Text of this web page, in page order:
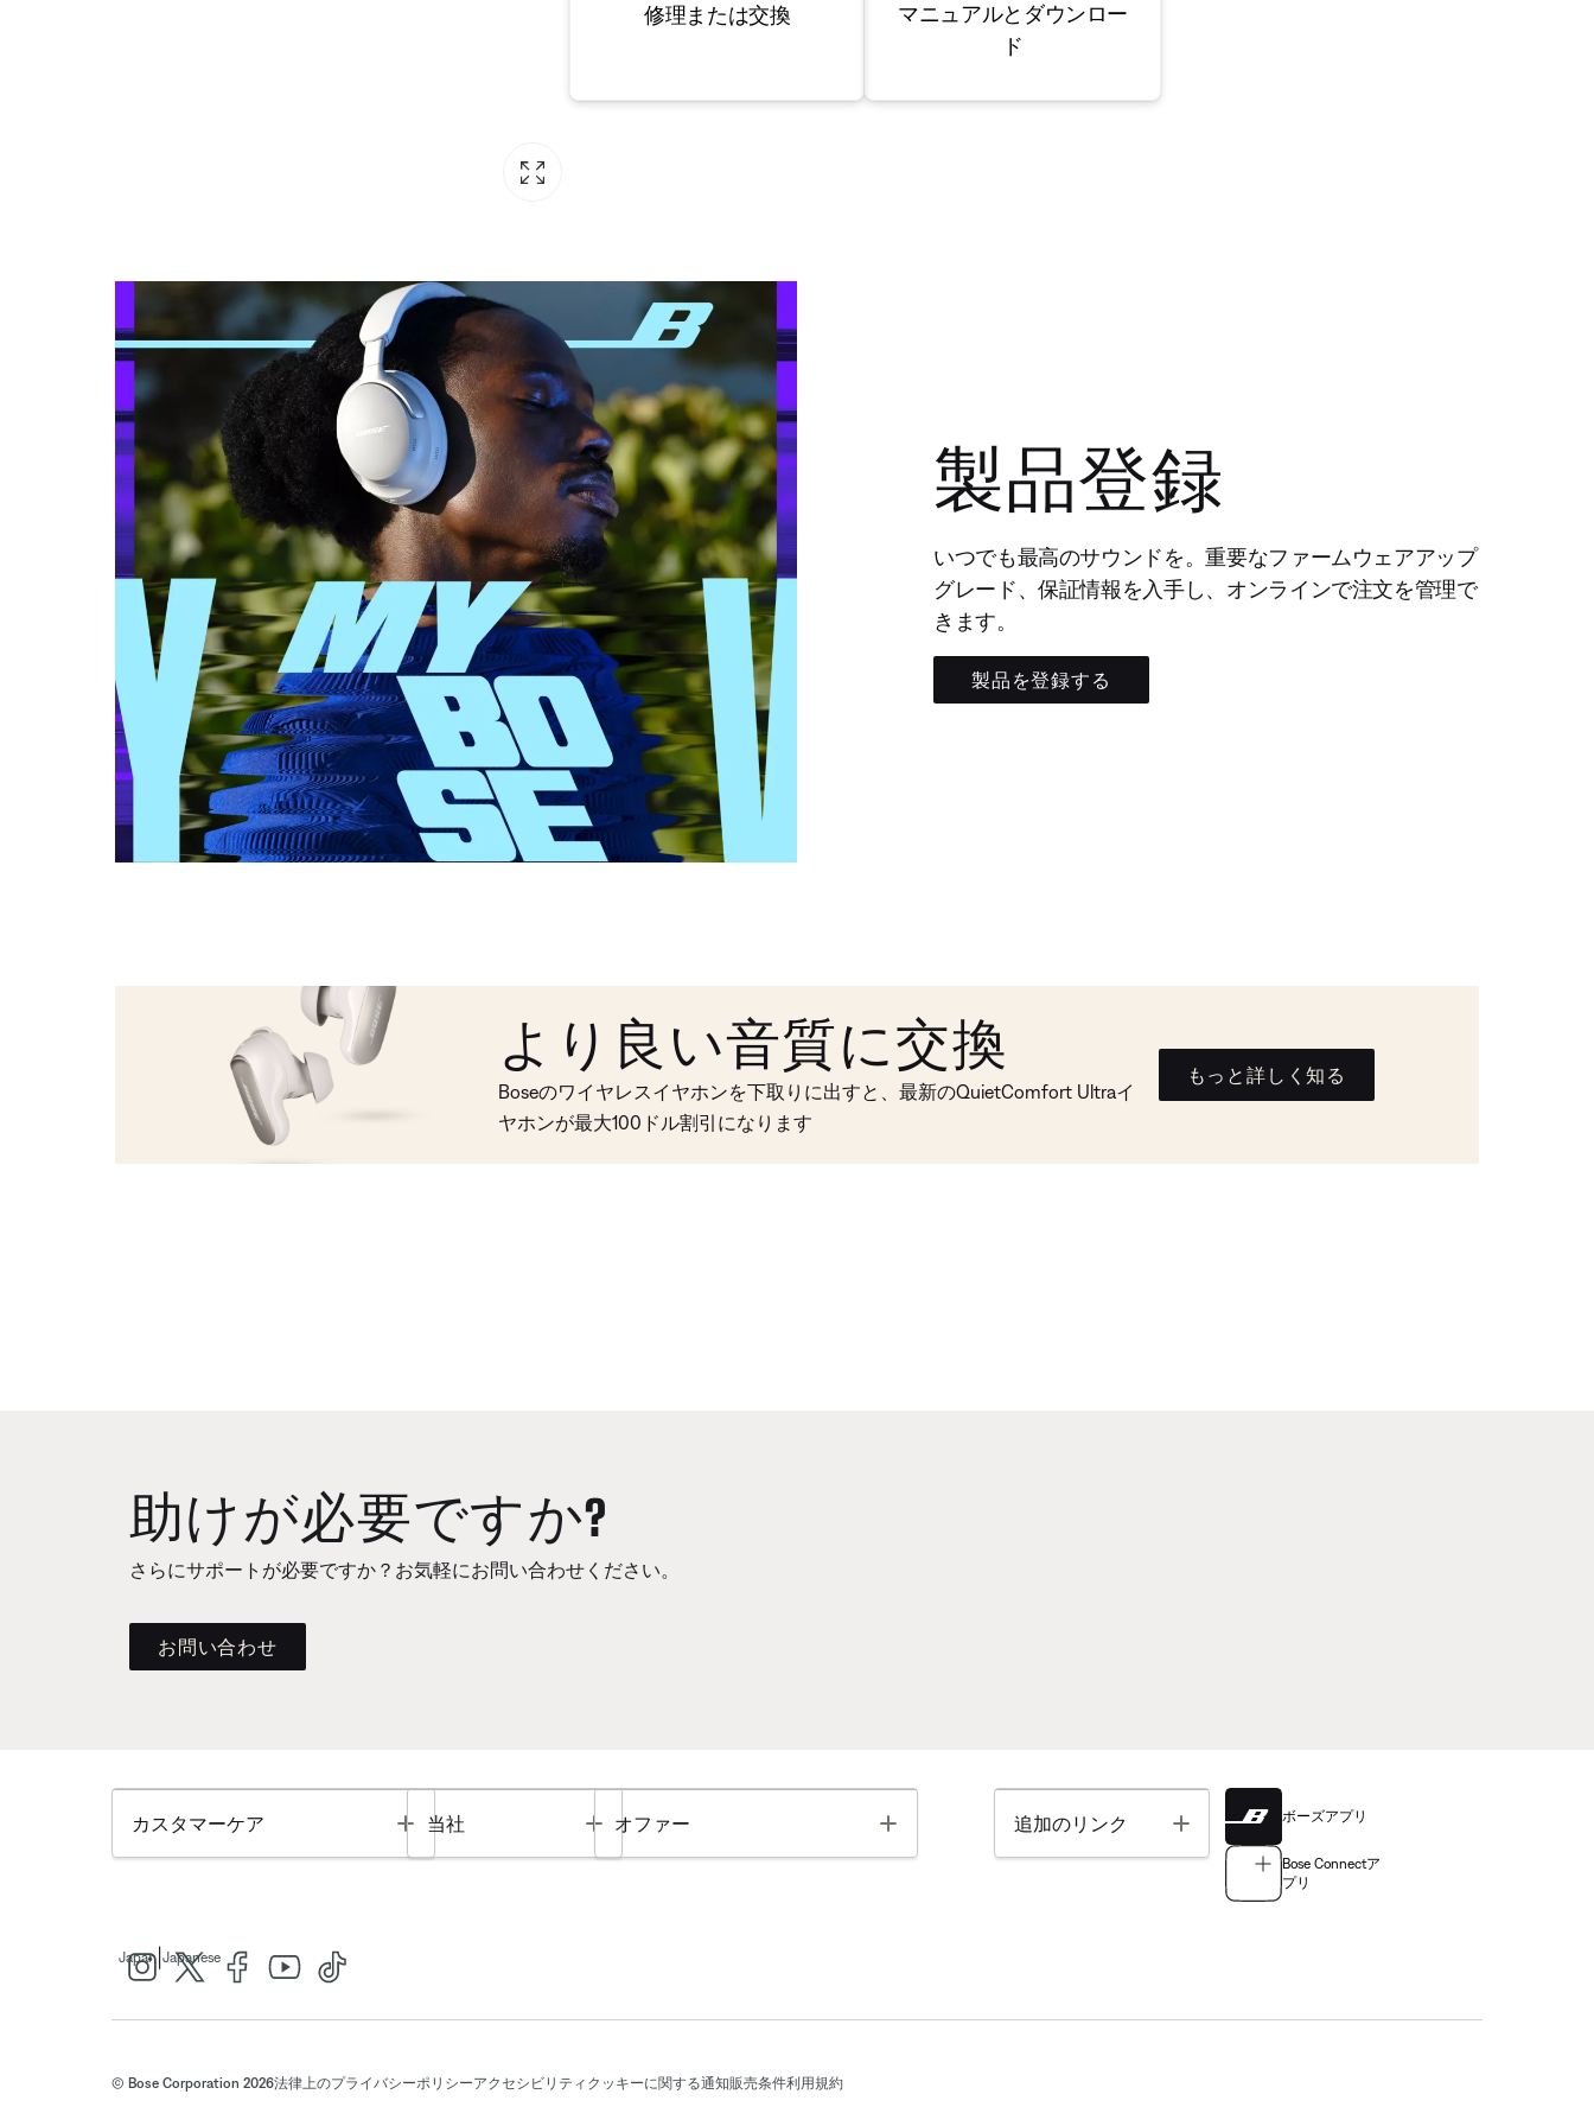
修理または交換
マニュアルとダウンロー
ド
製品登録
いつでも最高のサウンドを。重要なファームウェアアップ
グレード、保証情報を入手し、オンラインで注文を管理で
きます。
製品を登録する
より良い音質に交換
Boseのワイヤレスイヤホンを下取りに出すと、最新のQuietComfort Ultraイ
ヤホンが最大100ドル割引になります
もっと詳しく知る
助けが必要ですか?
さらにサポートが必要ですか？お気軽にお問い合わせください。
お問い合わせ
カスタマーケア Toggle
当社 Toggle
オファー Toggle 追加のリンク Toggle ボーズアプリ
Bose Connectア
プリ
Japan Japanese
© Bose Corporation 2026法律上のプライバシーポリシーアクセシビリティ クッキーに関する通知販売条件利用規約